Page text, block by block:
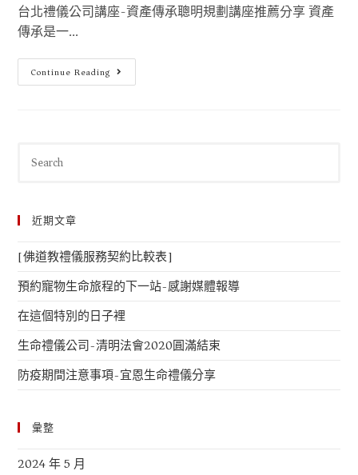
台北禮儀公司講座-資產傳承聰明規劃講座推薦分享 資產
傳承是一...
Continue Reading
近期文章
[佛道教禮儀服務契約比較表]
預約寵物生命旅程的下一站-感謝媒體報導
在這個特別的日子裡
生命禮儀公司-清明法會2020圓滿結束
防疫期間注意事項-宜恩生命禮儀分享
彙整
2024 年 5 月